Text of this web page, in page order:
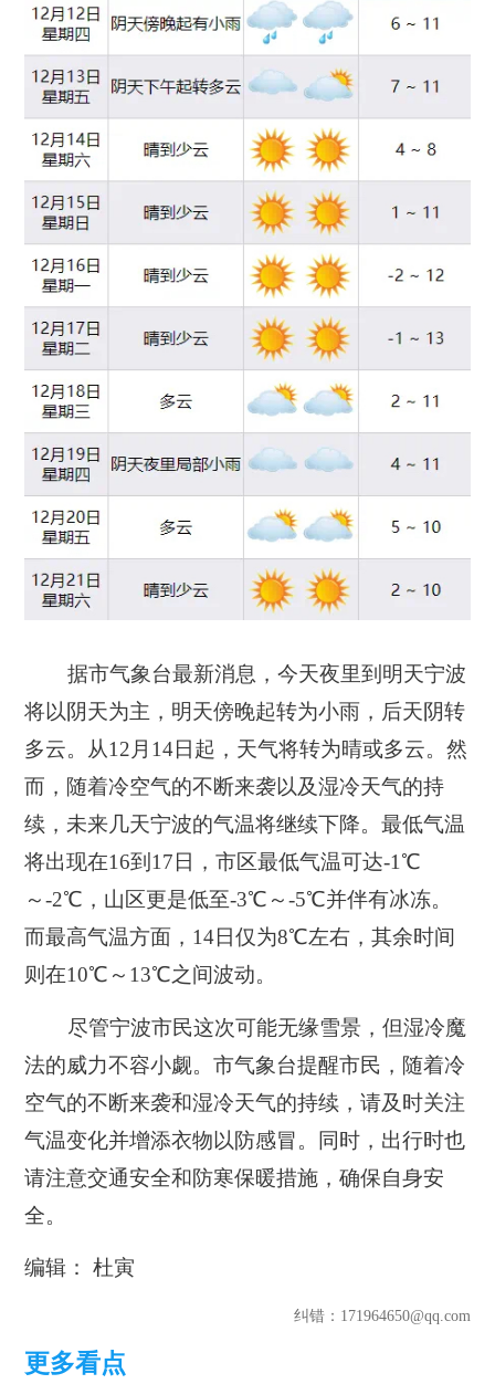
据市气象台最新消息，今天夜里到明天宁波
将以阴天为主，明天傍晚起转为小雨，后天阴转
多云。从12月14日起，天气将转为晴或多云。然
而，随着冷空气的不断来袭以及湿冷天气的持
续，未来几天宁波的气温将继续下降。最低气温
将出现在16到17日，市区最低气温可达-1℃
～-2℃，山区更是低至-3℃～-5℃并伴有冰冻。
而最高气温方面，14日仅为8℃左右，其余时间
则在10℃～13℃之间波动。
尽管宁波市民这次可能无缘雪景，但湿冷魔
法的威力不容小觑。市气象台提醒市民，随着冷
空气的不断来袭和湿冷天气的持续，请及时关注
气温变化并增添衣物以防感冒。同时，出行时也
请注意交通安全和防寒保暖措施，确保自身安
全。
编辑： 杜寅
纠错：171964650@qq.com